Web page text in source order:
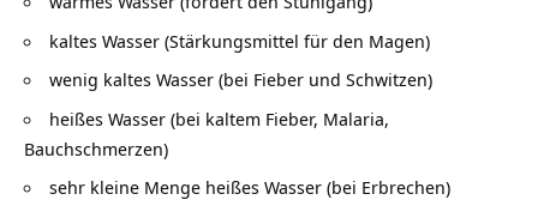
kaltes Wasser (Stärkungsmittel für den Magen)
wenig kaltes Wasser (bei Fieber und Schwitzen)
heißes Wasser (bei kaltem Fieber, Malaria,
Bauchschmerzen)
sehr kleine Menge heißes Wasser (bei Erbrechen)